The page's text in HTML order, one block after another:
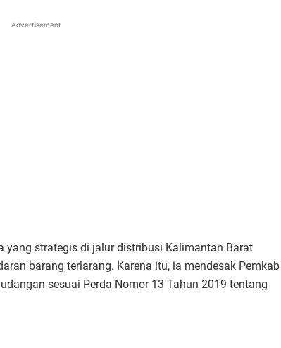
Advertisement
yang strategis di jalur distribusi Kalimantan Barat
barang terlarang. Karena itu, ia mendesak Pemkab
sesuai Perda Nomor 13 Tahun 2019 tentang